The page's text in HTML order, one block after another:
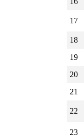
17
18
19
20
21
22
23